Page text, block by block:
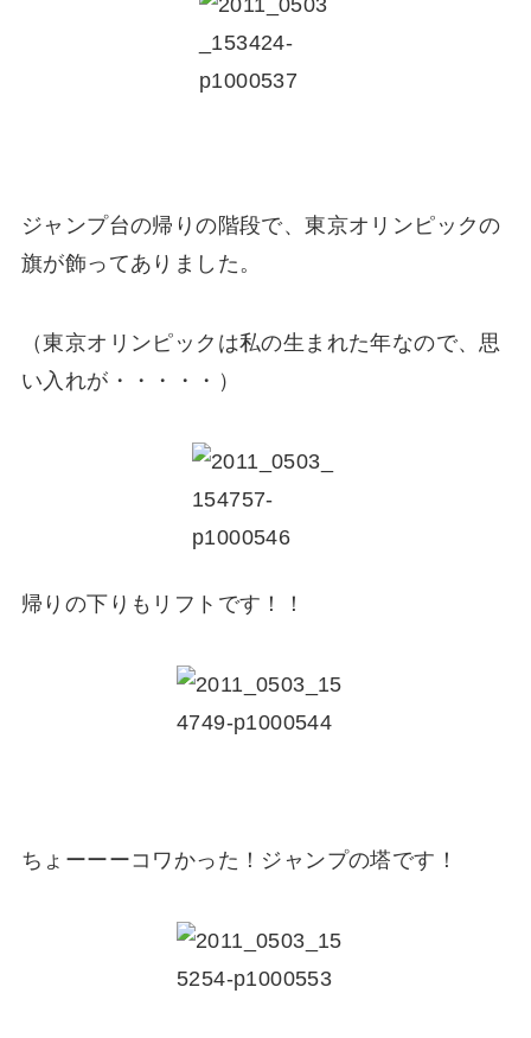
ジャンプ台の帰りの階段で、東京オリンピックの
旗が飾ってありました。
（東京オリンピックは私の生まれた年なので、思
い入れが・・・・・）
帰りの下りもリフトです！！
ちょーーーコワかった！ジャンプの塔です！